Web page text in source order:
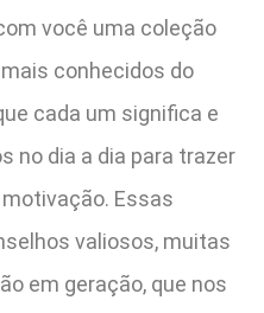
você uma coleção
conhecidos do
cada um significa e
no dia a dia para trazer
Essas
valiosos, muitas
em geração, que nos